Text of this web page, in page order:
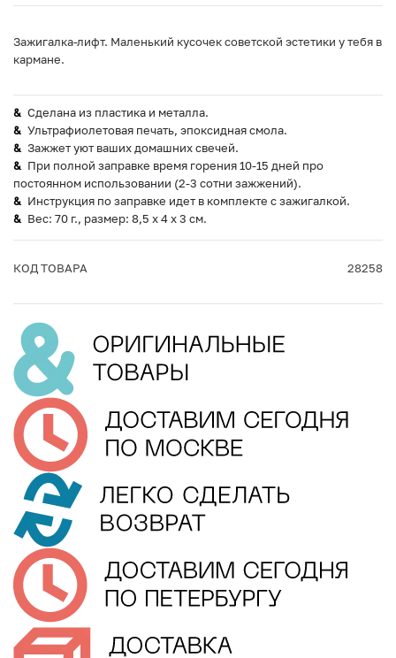
Зажигалка-лифт. Маленький кусочек советской эстетики у тебя в
кармане.
Сделана из пластика и металла.
Ультрафиолетовая печать, эпоксидная смола.
Зажжет уют ваших домашних свечей.
При полной заправке время горения 10-15 дней про
постоянном использовании (2-3 сотни зажжений).
Инструкция по заправке идет в комплекте с зажигалкой.
Вес: 70 г., размер: 8,5 х 4 х 3 см.
КОД ТОВАРА 28258